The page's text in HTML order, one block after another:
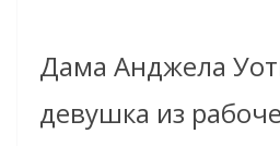
Дама Анджела
девушка из